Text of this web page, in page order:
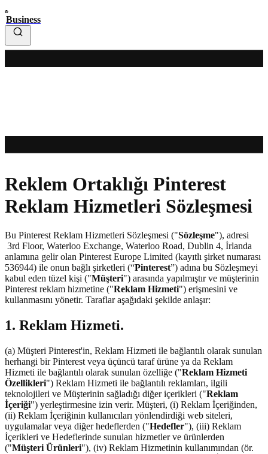
Business
Reklem Ortaklığı Pinterest
Reklam Hizmetleri Sözleşmesi
Bu Pinterest Reklam Hizmetleri Sözleşmesi ("Sözleşme"), adresi
3rd Floor, Waterloo Exchange, Waterloo Road, Dublin 4, İrlanda
anlamına gelir olan Pinterest Europe Limited (kayıtlı şirket numarası
536944) ile onun bağlı şirketleri (“Pinterest”) adına bu Sözleşmeyi
kabul eden tüzel kişi ("Müşteri") arasında yapılmıştır ve müşterinin
Pinterest reklam hizmetine ("Reklam Hizmeti") erişmesini ve
kullanmasını yönetir. Taraflar aşağıdaki şekilde anlaşır:
1. Reklam Hizmeti.
(a) Müşteri Pinterest'in, Reklam Hizmeti ile bağlantılı olarak sunulan
herhangi bir Pinterest veya üçüncü taraf ürüne ya da Reklam
Hizmeti ile bağlantılı olarak sunulan özelliğe ("Reklam Hizmeti
Özellikleri") Reklam Hizmeti ile bağlantılı reklamları, ilgili
teknolojileri ve Müşterinin sağladığı diğer içerikleri ("Reklam
İçeriği") yerleştirmesine izin verir. Müşteri, (i) Reklam İçeriğinden,
(ii) Reklam İçeriğinin kullanıcıları yönlendirdiği web siteleri,
uygulamalar veya diğer hedeflerden ("Hedefler"), (iii) Reklam
İçerikleri ve Hedeflerinde sunulan hizmetler ve ürünlerden
("Müşteri Ürünleri"), (iv) Reklam Hizmetinin kullanımından (ör.